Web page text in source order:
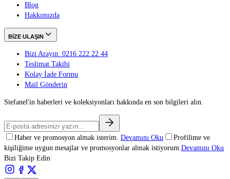
Blog
Hakkımızda
BİZE ULAŞIN
Bizi Arayın: 0216 222 22 44
Teslimat Takibi
Kolay İade Formu
Mail Gönderin
Stefanel'in haberleri ve koleksiyonları hakkında en son bilgileri alın.
Haber ve promosyon almak isterim. Devamını Oku
Profilime ve
kişiliğime uygun mesajlar ve promosyonlar almak istiyorum. Devamını Oku
Bizi Takip Edin